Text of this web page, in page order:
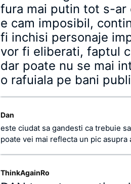
fura mai putin tot s-ar
e cam imposibil,
fi inchisi personaje
vor fi eliberati, faptul
dar poate nu se mai
o rafuiala pe bani
Dan
este ciudat sa gandesti ca trebuie
poate vei mai reflecta un pic
ThinkAgainRo